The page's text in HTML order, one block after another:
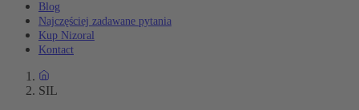
Blog
Najczęściej zadawane pytania
Kup Nizoral
Kontact
SIL